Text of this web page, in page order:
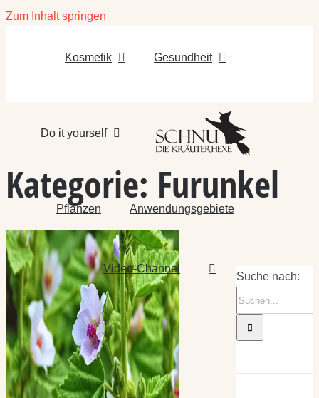
Zum Inhalt springen
Kosmetik Gesundheit
Do it yourself
Pflanzen Anwendungsgebiete
Video-Channel
Kategorie: Furunkel
Suche nach: